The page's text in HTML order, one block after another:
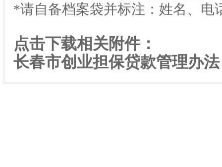
*请自备档案袋并标注：姓名、电
点击下载相关附件：
长春市创业担保贷款管理办法